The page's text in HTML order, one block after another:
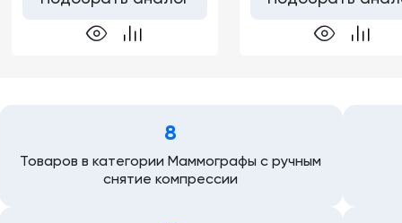
8
Товаров в категории Маммографы с ручным
снятие компрессии